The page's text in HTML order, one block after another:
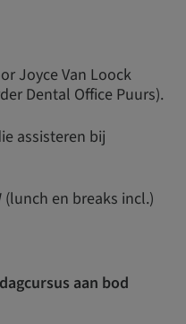
Joyce Van Loock
Dental Office Puurs).
assisteren bij
(lunch en breaks incl.)
aan bod